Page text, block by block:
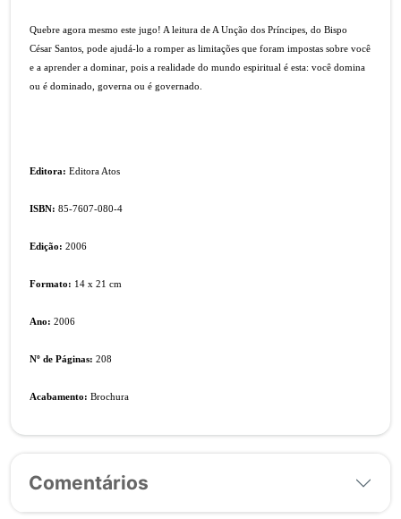
Quebre agora mesmo este jugo! A leitura de A Unção dos Príncipes, do Bispo
César Santos, pode ajudá-lo a romper as limitações que foram impostas sobre você
e a aprender a dominar, pois a realidade do mundo espiritual é esta: você domina
ou é dominado, governa ou é governado.
Editora: Editora Atos
ISBN: 85-7607-080-4
Edição: 2006
Formato: 14 x 21 cm
Ano: 2006
Nº de Páginas: 208
Acabamento: Brochura
Comentários